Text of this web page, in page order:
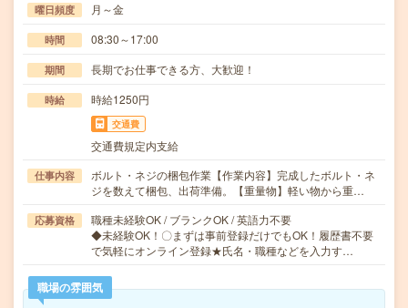
曜日頻度 月～金
時間 08:30～17:00
期間 長期でお仕事できる方、大歓迎！
時給 時給1250円
交通費
交通費規定内支給
仕事内容
ボルト・ネジの梱包作業【作業内容】完成したボルト・ネ
ジを数えて梱包、出荷準備。【重量物】軽い物から重…
応募資格
職種未経験OK / ブランクOK / 英語力不要
◆未経験OK！〇まずは事前登録だけでもOK！履歴書不要
で気軽にオンライン登録★氏名・職種などを入力す…
職場の雰囲気